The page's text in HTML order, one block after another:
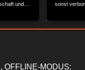
und
sonst
OFFLINE-MODUS: